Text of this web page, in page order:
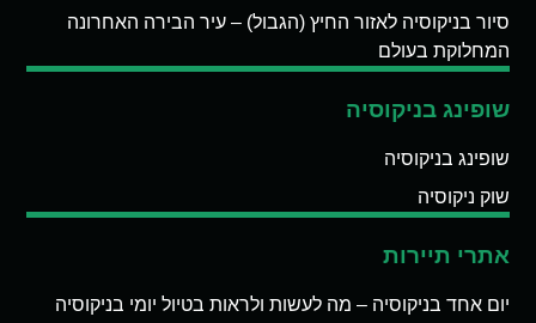
סיור בניקוסיה לאזור החיץ (הגבול) – עיר הבירה האחרונה
המחלוקת בעולם
שופינג בניקוסיה
שופינג בניקוסיה
שוק ניקוסיה
אתרי תיירות
יום אחד בניקוסיה – מה לעשות ולראות בטיול יומי בניקוסיה